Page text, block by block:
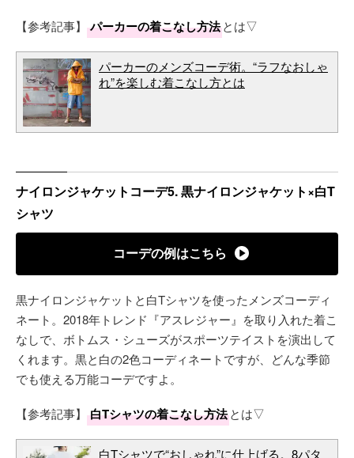
【参考記事】 パーカーの着こなし方法とは▽
パーカーのメンズコーデ術。“ラフなおしゃ
れ”を楽しむ着こなし方とは
ナイロンジャケットコーデ5. 黒ナイロンジャケット×白T
シャツ
コーデの例はこちら
黒ナイロンジャケットと白Tシャツを使ったメンズコーディ
ネート。2018年トレンド『アスレジャー』を取り入れた着こ
なしで、ボトムス・シューズがスポーツテイストを演出して
くれます。黒と白の2色コーディネートですが、どんな季節
でも使える万能コーデですよ。
【参考記事】 白Tシャツの着こなし方法とは▽
白Tシャツで“おしゃれ”に仕上げる。8パタ